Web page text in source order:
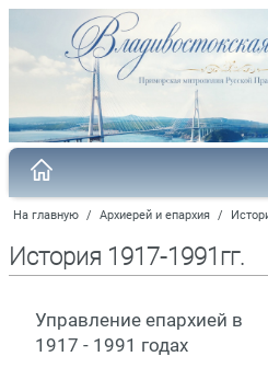
На главную / Архиерей и епархия /
История 1917-1991гг.
Управление епархией в
1917 - 1991 годах